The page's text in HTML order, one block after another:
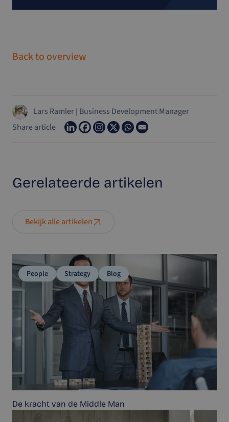
Back to overview
Lars Ramler| Business Development Manager
Share article
Gerelateerde artikelen
Bekijk alle artikelen
People Strategy Blog
De kracht van de Middle Man